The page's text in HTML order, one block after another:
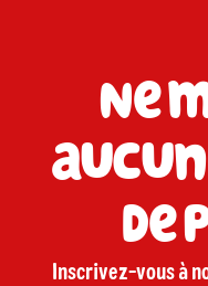
Ne
de
Inscrivez-vous à